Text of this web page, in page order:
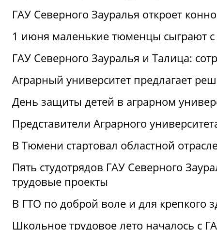
ГАУ Северного Зауралья откроет
1 июня маленькие тюменцы сыграют с
ГАУ Северного Зауралья и Талица:
Аграрный университет предлагает
День защиты детей в аграрном
Представители Аграрного
В Тюмени стартовал областной
Пять студотрядов ГАУ Северного
трудовые проекты
В ГТО по доброй воле и для крепкого
Школьное трудовое лето началось с